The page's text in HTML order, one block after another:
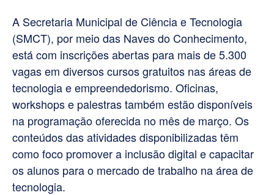
A Secretaria Municipal de Ciência e Tecnologia
(SMCT), por meio das Naves do Conhecimento,
está com inscrições abertas para mais de 5.300
vagas em diversos cursos gratuitos nas áreas de
tecnologia e empreendedorismo. Oficinas,
workshops e palestras também estão disponíveis
na programação oferecida no mês de março. Os
conteúdos das atividades disponibilizadas têm
como foco promover a inclusão digital e capacitar
os alunos para o mercado de trabalho na área de
tecnologia.